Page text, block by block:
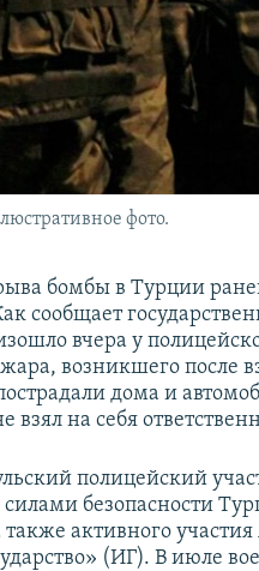
фото.
бомбы в Турции
сообщает
вчера у
возникшего после
дома и
взял на себя
полицейский
безопасности
активного
(ИГ). В июле